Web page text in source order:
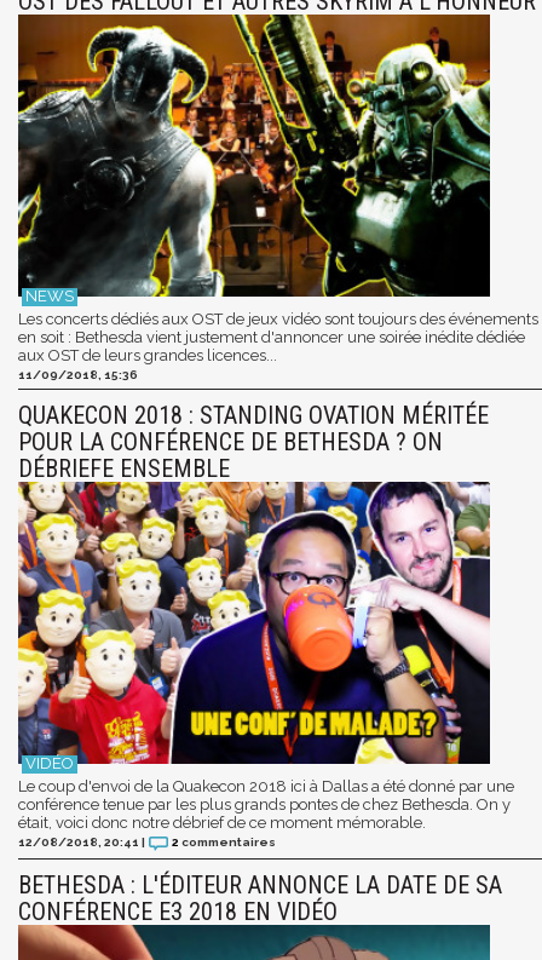
Les concerts dédiés aux OST de jeux vidéo sont toujours des événements
en soit : Bethesda vient justement d'annoncer une soirée inédite dédiée
aux OST de leurs grandes licences...
11/09/2018, 15:36
QUAKECON 2018 : STANDING OVATION MÉRITÉE
POUR LA CONFÉRENCE DE BETHESDA ? ON
DÉBRIEFE ENSEMBLE
Le coup d'envoi de la Quakecon 2018 ici à Dallas a été donné par une
conférence tenue par les plus grands pontes de chez Bethesda. On y
était, voici donc notre débrief de ce moment mémorable.
12/08/2018, 20:41 | 2 commentaires
BETHESDA : L'ÉDITEUR ANNONCE LA DATE DE SA
CONFÉRENCE E3 2018 EN VIDÉO